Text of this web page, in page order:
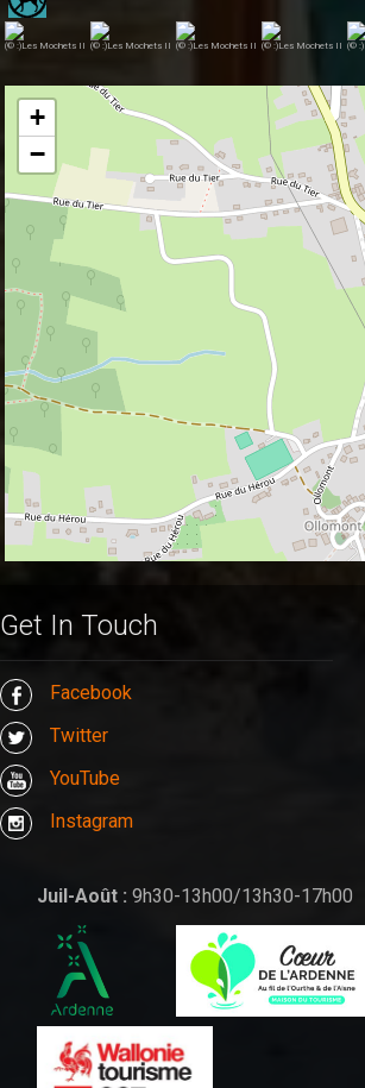
(© :)Les Mochets II (© :)Les Mochets II (© :)Les Mochets II (© :)Les Mochets II (©
+
−
Get In Touch
Facebook
Twitter
YouTube
Instagram
Juil-Août : 9h30-13h00/13h30-17h00